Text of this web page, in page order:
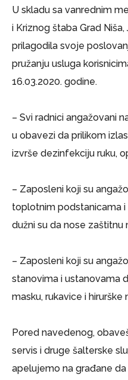
U skladu sa vanrednim
i Kriznog štaba Grad
prilagodila svoje
pružanju usluga
16.03.2020. godine.
– Svi radnici angažovani
u obavezi da prilikom
izvrše dezinfekciju ruku,
– Zaposleni koji su
toplotnim podstanicama
dužni su da nose zaštitnu
– Zaposleni koji su
stanovima i ustanovama
masku, rukavice i
Pored navedenog,
servis i druge šalterske
apelujemo na građane